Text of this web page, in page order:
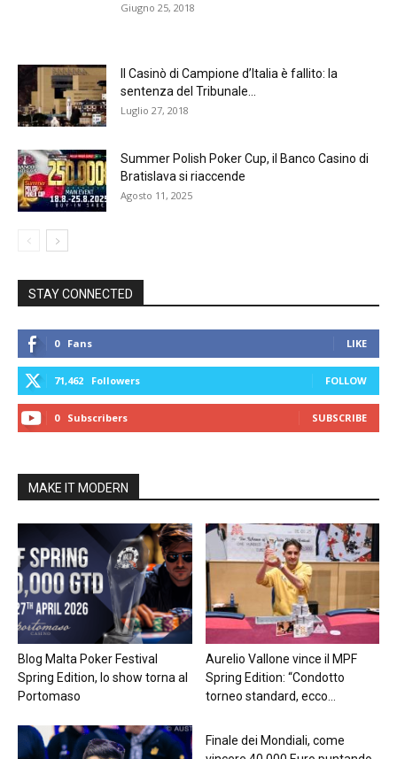
Giugno 25, 2018
Il Casinò di Campione d’Italia è fallito: la
sentenza del Tribunale...
Luglio 27, 2018
Summer Polish Poker Cup, il Banco Casino di
Bratislava si riaccende
Agosto 11, 2025
STAY CONNECTED
0 Fans LIKE
71,462 Followers FOLLOW
0 Subscribers SUBSCRIBE
MAKE IT MODERN
Blog Malta Poker Festival
Spring Edition, lo show torna al
Portomaso
Aurelio Vallone vince il MPF
Spring Edition: “Condotto
torneo standard, ecco...
Finale dei Mondiali, come